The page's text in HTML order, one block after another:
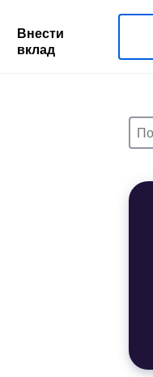
Внести
вклад